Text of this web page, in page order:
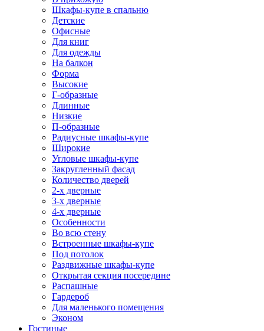
Шкафы-купе в спальню
Детские
Офисные
Для книг
Для одежды
На балкон
Форма
Высокие
Г-образные
Длинные
Низкие
П-образные
Радиусные шкафы-купе
Широкие
Угловые шкафы-купе
Закругленный фасад
Количество дверей
2-х дверные
3-х дверные
4-х дверные
Особенности
Во всю стену
Встроенные шкафы-купе
Под потолок
Раздвижные шкафы-купе
Открытая секция посередине
Распашные
Гардероб
Для маленького помещения
Эконом
Гостиные